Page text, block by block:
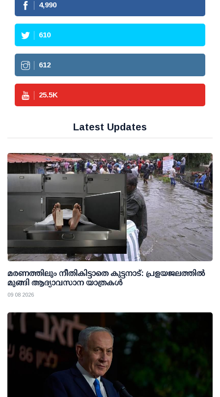
4,990
610
612
25.5K
Latest Updates
മരണത്തിലും നീതികിട്ടാതെ കുട്ടനാട്: പ്രളയജലത്തില്‍
മുങ്ങി ആദ്യാവസാന യാത്രകള്‍
09 08 2026